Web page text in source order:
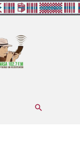
Buscar